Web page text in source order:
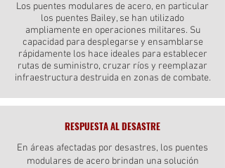
Los puentes modulares de acero, en particular
los puentes Bailey, se han utilizado
ampliamente en operaciones militares. Su
capacidad para desplegarse y ensamblarse
rápidamente los hace ideales para establecer
rutas de suministro, cruzar ríos y reemplazar
infraestructura destruida en zonas de combate.
RESPUESTA AL DESASTRE
En áreas afectadas por desastres, los puentes
modulares de acero brindan una solución